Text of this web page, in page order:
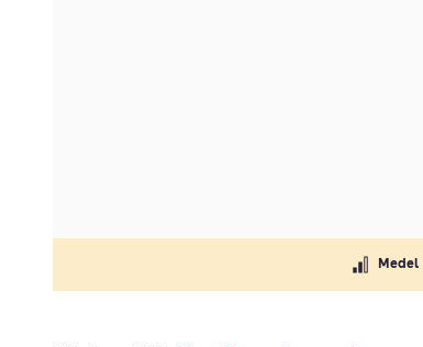
Medel